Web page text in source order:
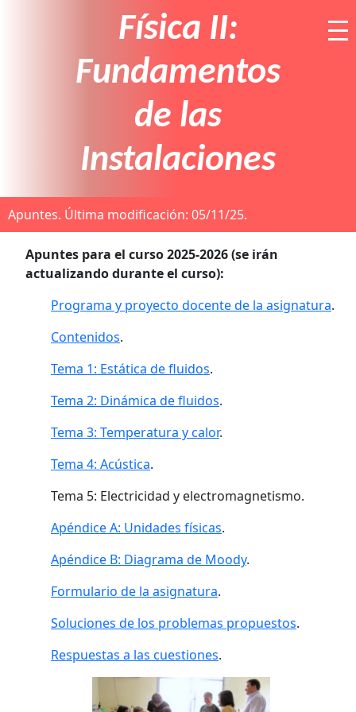
Física II:
Fundamentos
de las
Instalaciones
Apuntes. Última modificación: 05/11/25.
Apuntes para el curso 2025-2026 (se irán
actualizando durante el curso):
Programa y proyecto docente de la asignatura.
Contenidos.
Tema 1: Estática de fluidos.
Tema 2: Dinámica de fluidos.
Tema 3: Temperatura y calor.
Tema 4: Acústica.
Tema 5: Electricidad y electromagnetismo.
Apéndice A: Unidades físicas.
Apéndice B: Diagrama de Moody.
Formulario de la asignatura.
Soluciones de los problemas propuestos.
Respuestas a las cuestiones.